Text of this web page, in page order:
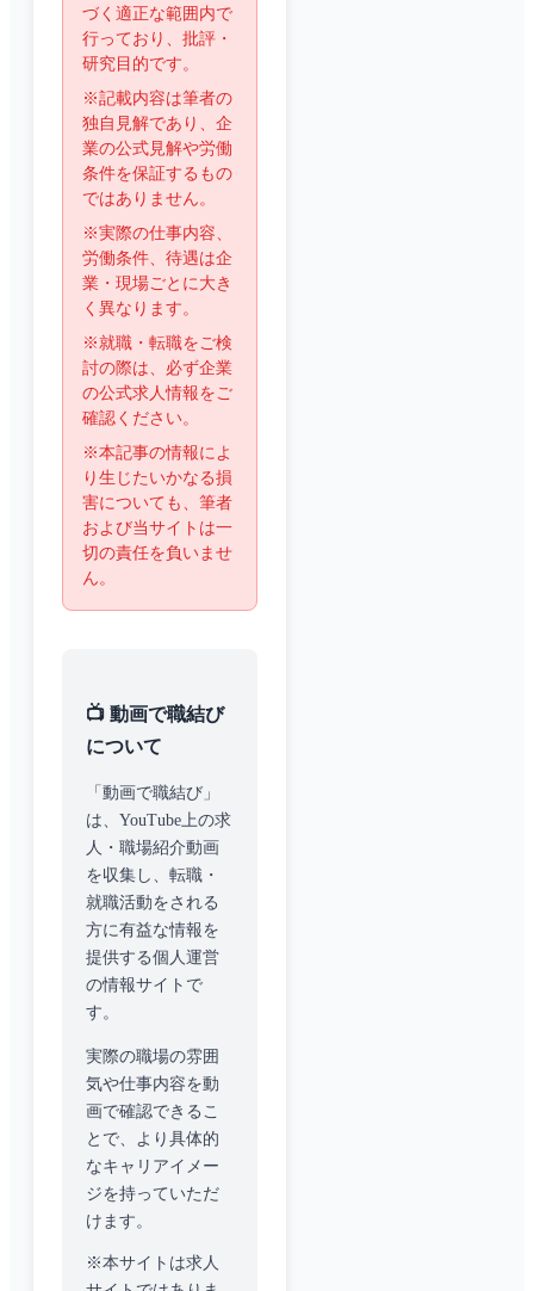
づく適正な範囲内で
行っており、批評・
研究目的です。
※記載内容は筆者の
独自見解であり、企
業の公式見解や労働
条件を保証するもの
ではありません。
※実際の仕事内容、
労働条件、待遇は企
業・現場ごとに大き
く異なります。
※就職・転職をご検
討の際は、必ず企業
の公式求人情報をご
確認ください。
※本記事の情報によ
り生じたいかなる損
害についても、筆者
および当サイトは一
切の責任を負いませ
ん。
📺 動画で職結び
について
「動画で職結び」
は、YouTube上の求
人・職場紹介動画
を収集し、転職・
就職活動をされる
方に有益な情報を
提供する個人運営
の情報サイトで
す。
実際の職場の雰囲
気や仕事内容を動
画で確認できるこ
とで、より具体的
なキャリアイメー
ジを持っていただ
けます。
※本サイトは求人